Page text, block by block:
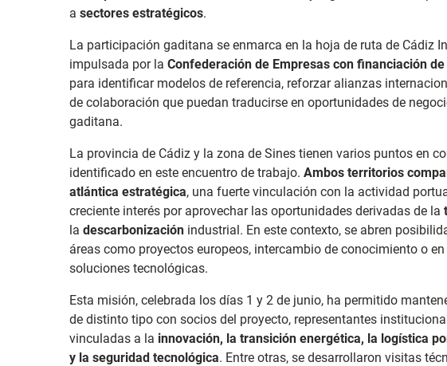
a sectores estratégicos.
La participación gaditana se enmarca en la hoja de ruta de Cádiz
impulsada por la Confederación de Empresas con financiación
para identificar modelos de referencia, reforzar alianzas
de colaboración que puedan traducirse en oportunidades de
gaditana.
La provincia de Cádiz y la zona de Sines tienen varios puntos en
identificado en este encuentro de trabajo. Ambos territorios
atlántica estratégica, una fuerte vinculación con la actividad
creciente interés por aprovechar las oportunidades derivadas de la
la descarbonización industrial. En este contexto, se abren
áreas como proyectos europeos, intercambio de conocimiento o
soluciones tecnológicas.
Esta misión, celebrada los días 1 y 2 de junio, ha permitido
de distinto tipo con socios del proyecto, representantes
vinculadas a la innovación, la transición energética, la logística
y la seguridad tecnológica. Entre otras, se desarrollaron visitas